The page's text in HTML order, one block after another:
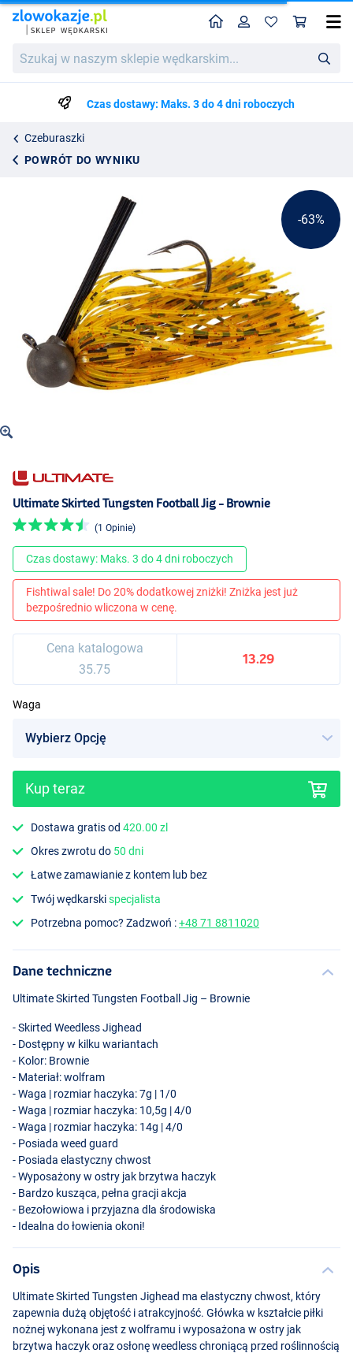
w
wędkarskim...
HomeProfil
Czas dostawy: Maks. 3 do 4 dni roboczych
Czeburaszki
POWRÓT DO WYNIKU
Ultimate Skirted Tungsten Football Jig - Brownie
35.75
13.29
-63%
Ultimate Skirted Tungsten Football Jig - Brownie
(1 Opinie)
Czas dostawy: Maks. 3 do 4 dni roboczych
Fishtiwal sale! Do 20% dodatkowej zniżki! Zniżka jest już
bezpośrednio wliczona w cenę.
Cena katalogowa
35.75
13.29
Waga
Kup teraz
Dostawa gratis od420.00 zl
Okres zwrotu do 50 dni
Łatwe zamawianie z kontem lub bez
Twój wędkarskispecjalista
Potrzebna pomoc? Zadzwoń :+48 71 8811020
Dane techniczne
Ultimate Skirted Tungsten Football Jig – Brownie
- Skirted Weedless Jighead
- Dostępny w kilku wariantach
- Kolor: Brownie
- Materiał: wolfram
- Waga | rozmiar haczyka: 7g | 1/0
- Waga | rozmiar haczyka: 10,5g | 4/0
- Waga | rozmiar haczyka: 14g | 4/0
- Posiada weed guard
- Posiada elastyczny chwost
- Wyposażony w ostry jak brzytwa haczyk
- Bardzo kusząca, pełna gracji akcja
- Bezołowiowa i przyjazna dla środowiska
- Idealna do łowienia okoni!
Opis
Ultimate Skirted Tungsten Jighead ma elastyczny chwost, który
zapewnia dużą objętość i atrakcyjność. Główka w kształcie piłki
nożnej wykonana jest z wolframu i wyposażona w ostry jak
brzytwa haczyk oraz osłonę weedless chroniącą przed roślinnością